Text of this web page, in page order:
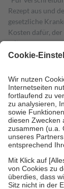
Rezept aus und
gesetzliche
Kosten dafür,
mit.
Grundsätzlich
höchstens zehn
Kosten der
Diese Regeln
Bei Heilmitteln
Zuzahlung zehn
Verordnung.
Um das
stärken und die
fallenkeine
• Kindern und
mit Ausnahme